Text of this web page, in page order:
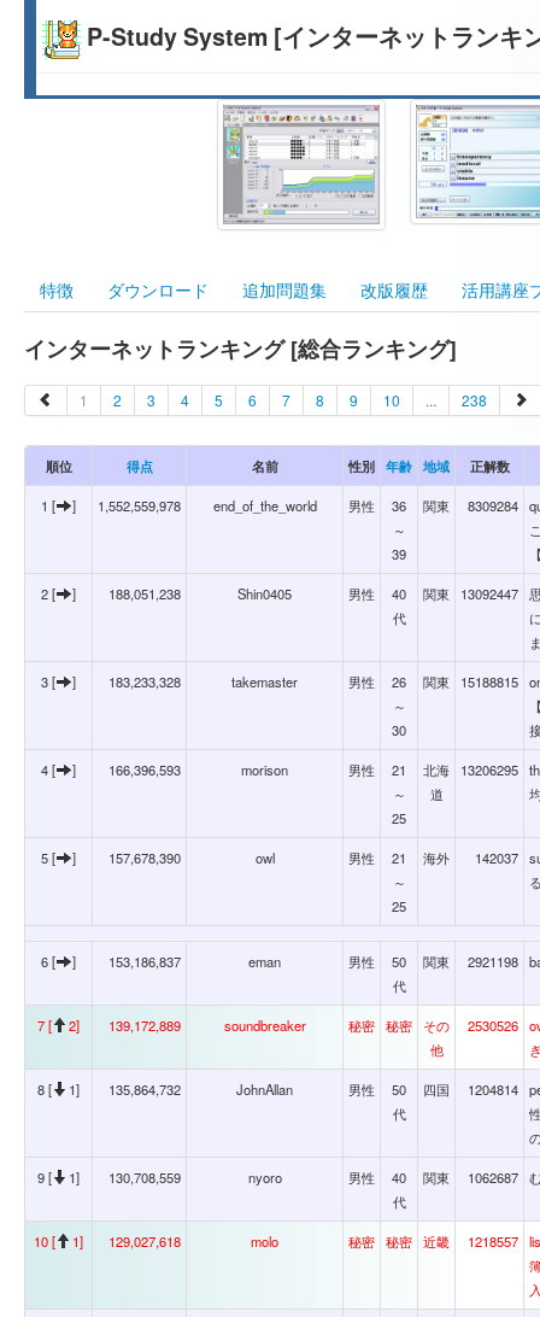
P-Study System [インターネットランキ
特徴 ダウンロード 追加問題集 改版履歴 活用講座
インターネットランキング [総合ランキング]
1 2 3 4 5 6 7 8 9 10 ... 238
順位 得点 名前 性別 年齢 地域 正解数
1 [ ] 1,552,559,978 end_of_the_world 男性
36
～
39
関東 8309284
2 [ ] 188,051,238 Shin0405 男性
40
代
関東 13092447
3 [ ] 183,233,328 takemaster 男性
26
～
30
関東 15188815
4 [ ] 166,396,593 morison 男性
21
～
25
北海
道
13206295
5 [ ] 157,678,390 owl 男性
21
～
25
海外 142037
6 [ ] 153,186,837 eman 男性
50
代
関東 2921198
7 [ 2] 139,172,889 soundbreaker 秘密 秘密
その
他
2530526
8 [ 1] 135,864,732 JohnAllan 男性
50
代
四国 1204814
9 [ 1] 130,708,559 nyoro 男性
40
代
関東 1062687
10 [ 1] 129,027,618 molo 秘密 秘密 近畿 1218557